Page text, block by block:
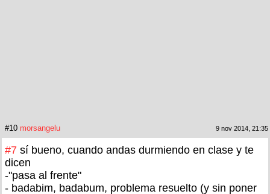
#10 morsangelu 9 nov 2014, 21:35
#7 sí bueno, cuando andas durmiendo en clase y te
dicen
-"pasa al frente"
- badabim, badabum, problema resuelto (y sin poner